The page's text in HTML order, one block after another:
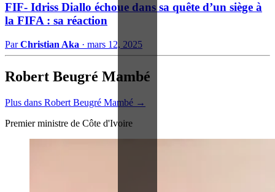
FIF- Idriss Diallo échoue dans sa quête d’un siège à
la FIFA : sa réaction
ParChristian Aka · mars 12, 2025
Robert Beugré Mambé
Plus dans Robert Beugré Mambé →
Premier ministre de Côte d'Ivoire